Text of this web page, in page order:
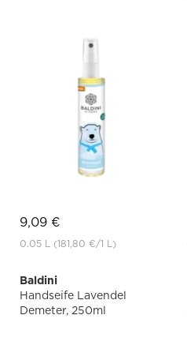
9,09 €
0.05 L (181,80 €/1 L)
Baldini
Handseife Lavendel
Demeter, 250ml